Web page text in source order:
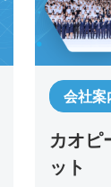
会社案
カオピ
ット